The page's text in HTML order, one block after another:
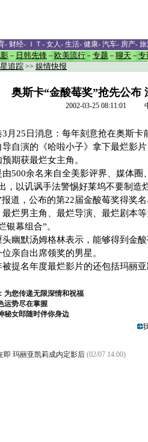
- 财经- ＩＴ - 女人- 生活- 健康- 汽车- 房产- 旅
－ 日韩先锋 － 欧美流行 － 专题 － 聊天 － 专
追踪 >> 娱情快报
奥斯卡“金酸莓奖”抢先公布
2002-03-25 08:11:01
25日消息：每年刻意抢在奥斯卡
自演的《哈啦小子》拿下最烂影
期获最烂女主角。
余名来自全美影评界、媒体圈
，以讥讽手法警惕好莱坞不要制造
，公布的第22届金酸莓奖得奖名
烂男主角、最烂导演、最烂剧本
银幕组合”。
默汤姆格林表示，能够得到金酸
亲自出席领奖的男星。
名年度最烂影片的还包括玛丽亚
为您传递无限深情和祝福
运势尽在掌握
秘女郎随时伴你身边
即 玛丽亚凯莉成内定影后 (02/07 14:00)